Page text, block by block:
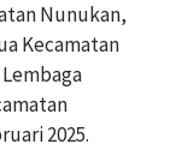
Nunukan,
Kecamatan
2025.